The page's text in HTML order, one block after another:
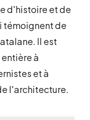
d'histoire et de
témoignent de
Il est
à
et à
l'architecture.